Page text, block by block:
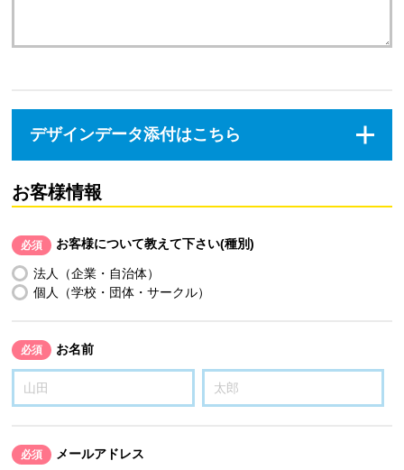
デザインデータ添付はこちら
お客様情報
必須 お客様について教えて下さい(種別)
法人（企業・自治体）
個人（学校・団体・サークル）
必須 お名前
必須 メールアドレス